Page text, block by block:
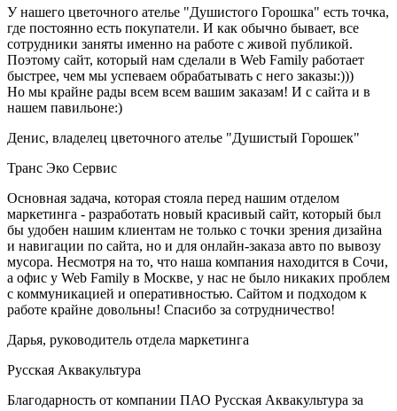
У нашего цветочного ателье "Душистого Горошка" есть точка,
где постоянно есть покупатели. И как обычно бывает, все
сотрудники заняты именно на работе с живой публикой.
Поэтому сайт, который нам сделали в Web Family работает
быстрее, чем мы успеваем обрабатывать с него заказы:)))
Но мы крайне рады всем всем вашим заказам! И с сайта и в
нашем павильоне:)
Денис, владелец цветочного ателье "Душистый Горошек"
Транс Эко Сервис
Основная задача, которая стояла перед нашим отделом
маркетинга - разработать новый красивый сайт, который был
бы удобен нашим клиентам не только с точки зрения дизайна
и навигации по сайта, но и для онлайн-заказа авто по вывозу
мусора. Несмотря на то, что наша компания находится в Сочи,
а офис у Web Family в Москве, у нас не было никаких проблем
с коммуникацией и оперативностью. Сайтом и подходом к
работе крайне довольны! Спасибо за сотрудничество!
Дарья, руководитель отдела маркетинга
Русская Аквакультура
Благодарность от компании ПАО Русская Аквакультура за